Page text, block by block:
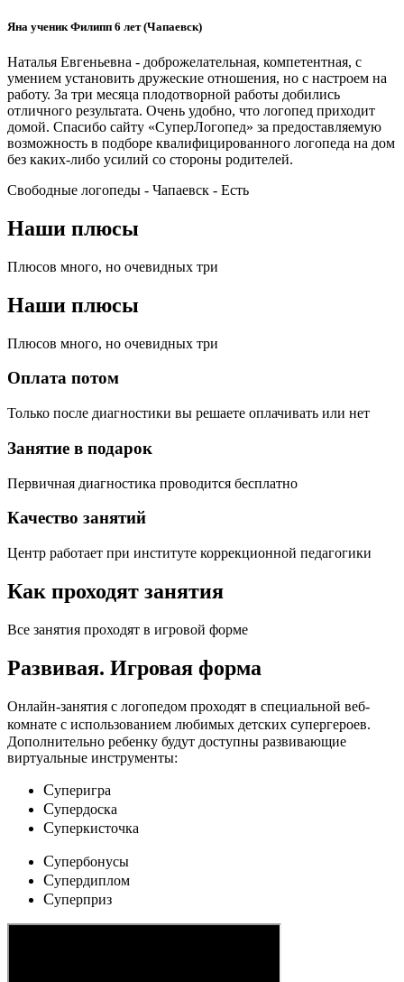
Яна ученик Филипп 6 лет (Чапаевск)
Наталья Евгеньевна - доброжелательная, компетентная, с
умением установить дружеские отношения, но с настроем на
работу. За три месяца плодотворной работы добились
отличного результата. Очень удобно, что логопед приходит
домой. Спасибо сайту «СуперЛогопед» за предоставляемую
возможность в подборе квалифицированного логопеда на дом
без каких-либо усилий со стороны родителей.
Свободные логопеды - Чапаевск - Есть
Наши плюсы
Плюсов много, но очевидных три
Наши плюсы
Плюсов много, но очевидных три
Оплата потом
Только после диагностики вы решаете оплачивать или нет
Занятие в подарок
Первичная диагностика проводится бесплатно
Качество занятий
Центр работает при институте коррекционной педагогики
Как проходят занятия
Все занятия проходят в игровой форме
Развивая. Игровая форма
Онлайн-занятия с логопедом проходят в специальной веб-
комнате с использованием любимых детских cупергероев.
Дополнительно ребенку будут доступны развивающие
виртуальные инструменты:
Cуперигра
Cупердоска
Cуперкисточка
Cупербонусы
Cупердиплом
Cуперприз